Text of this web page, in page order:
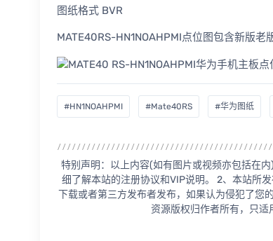
图纸格式 BVR
MATE40RS-HN1NOAHPMI点位图包含新版老
#HN1NOAHPMI #Mate40RS #华为图纸
特别声明：以上内容(如有图片或视频亦包括在
细了解本站的注册协议和VIP说明。 2、本站所
下载或者第三方发布者发布，如果认为侵犯了
资源版权归作者所有，只适